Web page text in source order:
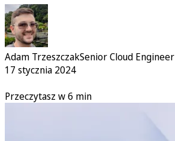
Adam TrzeszczakSenior Cloud Engineer
17 stycznia 2024
Przeczytasz w 6 min